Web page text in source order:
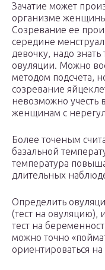
Зачатие может
организме женщины
Созревание ее
середине
девочку, надо
овуляции. Можно
методом подсчета,
созревание
невозможно учесть
женщинам с
Более точеным
базальной
температура
длительных
Определить
(тест на овуляцию),
тест на
можно точно
ориентироваться на